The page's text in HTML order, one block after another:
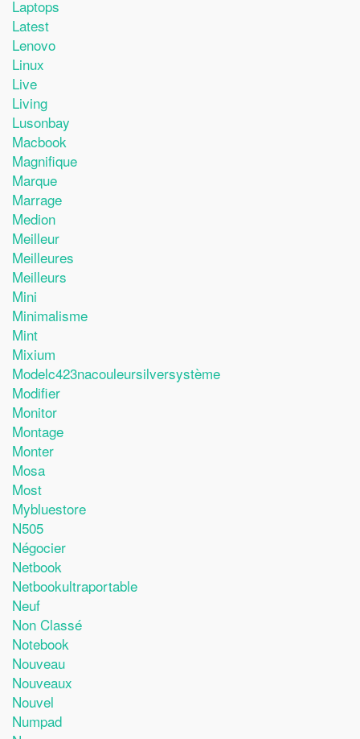
Laptops
Latest
Lenovo
Linux
Live
Living
Lusonbay
Macbook
Magnifique
Marque
Marrage
Medion
Meilleur
Meilleures
Meilleurs
Mini
Minimalisme
Mint
Mixium
Modelc423nacouleursilversystème
Modifier
Monitor
Montage
Monter
Mosa
Most
Mybluestore
N505
Négocier
Netbook
Netbookultraportable
Neuf
Non Classé
Notebook
Nouveau
Nouveaux
Nouvel
Numpad